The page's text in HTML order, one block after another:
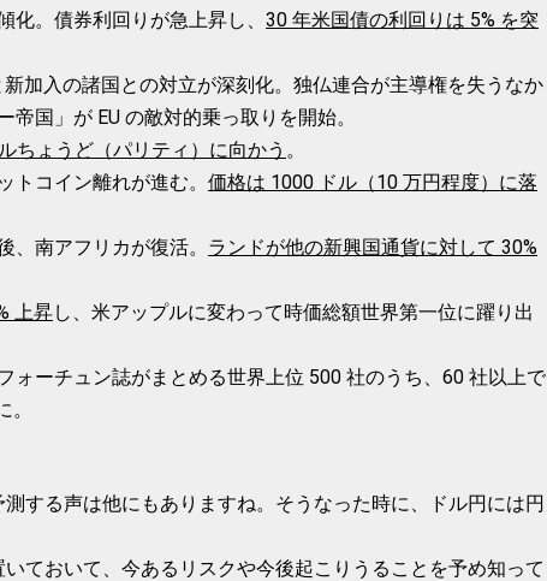
化。債券利回りが急上昇し、 30 年米国債の利回りは 5% を突
加入の諸国との対立が深刻化。独仏連合が主導権を失うなか
国」が EU の敵対的乗っ取りを開始。
ちょうど（パリティ）に向かう 。
トコイン離れが進む。 価格は 1000 ドル（10 万円程度）に落
、南アフリカが復活。 ランドが他の新興国通貨に対して 30%
上昇し、米アップルに変わって時価総額世界第一位に躍り出
ォーチュン誌がまとめる世界上位 500 社のうち、60 社以上で
する声は他にもありますね。そうなった時に、ドル円には円
ておいて、今あるリスクや今後起こりうることを予め知って